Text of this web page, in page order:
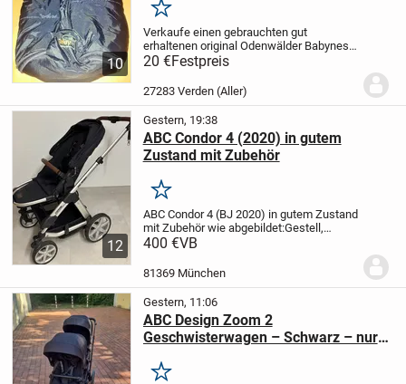
10
Merken
Verkaufe einen gebrauchten gut
erhaltenen original Odenwälder Babynest
TEDDY Fußsack mit einer Länge von ca.
85 cm und einer Breite von ca. 48 cm im
verschlossenden Zustand, wie
abgebildet. Die Farbe...
20 €Festpreis
27283 Verden (Aller)
12
Gestern, 19:38
ABC Condor 4 (2020) in gutem
Zustand mit Zubehör
Merken
ABC Condor 4 (BJ 2020) in gutem Zustand
mit Zubehör wie abgebildet:Gestell,
Babywanne, Sportsitz, Babyschale inkl.
wurden tiefengereinigt und haben...
400 €VB
81369 München
Gestern, 11:06
ABC Design Zoom 2
Geschwisterwagen – Schwarz – nur
Merken